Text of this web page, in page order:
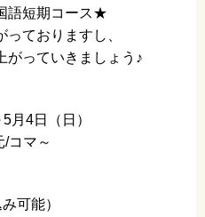
語短期コース★
っておりますし、
がっていきましょう♪
月4日（日）
コマ～
可能）